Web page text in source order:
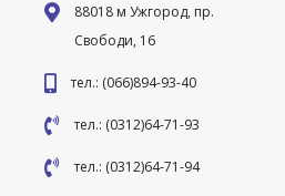
88018 м Ужгород, пр.
Свободи, 16
тел.: (066)894-93-40
тел.: (0312)64-71-93
тел.: (0312)64-71-94